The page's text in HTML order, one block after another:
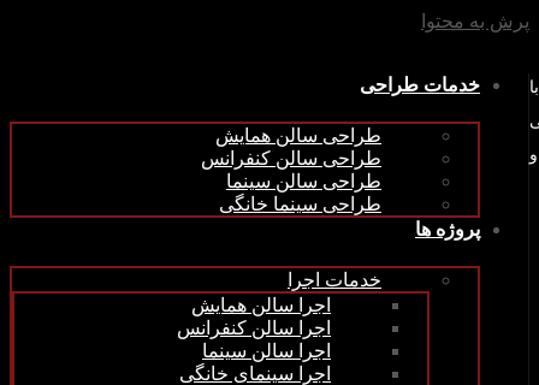
پرش به محتوا
خدمات طراحی
طراحی سالن همایش
طراحی سالن کنفرانس
طراحی سالن سینما
طراحی سینما خانگی
پروژه ها
خدمات اجرا
اجرا سالن همایش
اجرا سالن کنفرانس
اجرا سالن سینما
اجرا سینمای خانگی
خاص) در سال 1379 با